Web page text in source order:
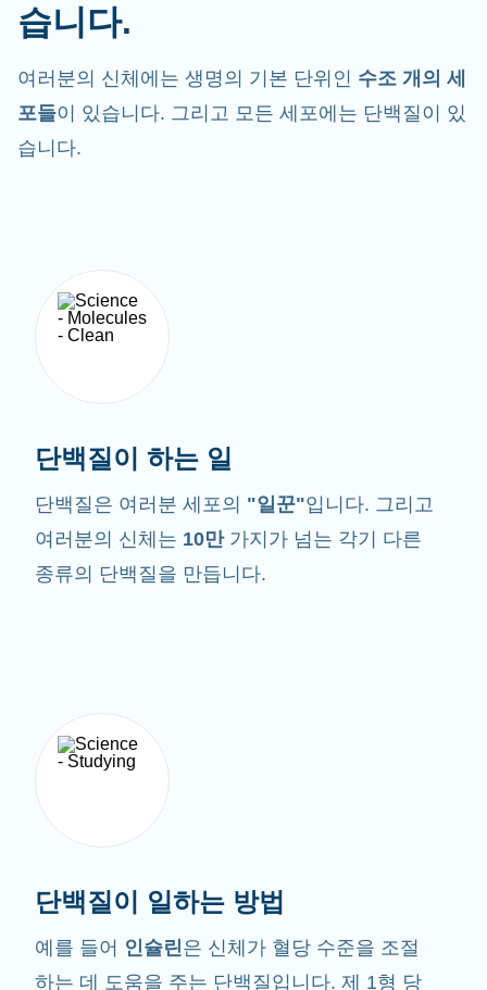
습니다.
여러분의 신체에는 생명의 기본 단위인 수조 개의 세
포들이 있습니다. 그리고 모든 세포에는 단백질이 있
습니다.
단백질이 하는 일
단백질은 여러분 세포의 "일꾼"입니다. 그리고
여러분의 신체는 10만 가지가 넘는 각기 다른
종류의 단백질을 만듭니다.
단백질이 일하는 방법
예를 들어 인슐린은 신체가 혈당 수준을 조절
하는 데 도움을 주는 단백질입니다. 제 1형 당